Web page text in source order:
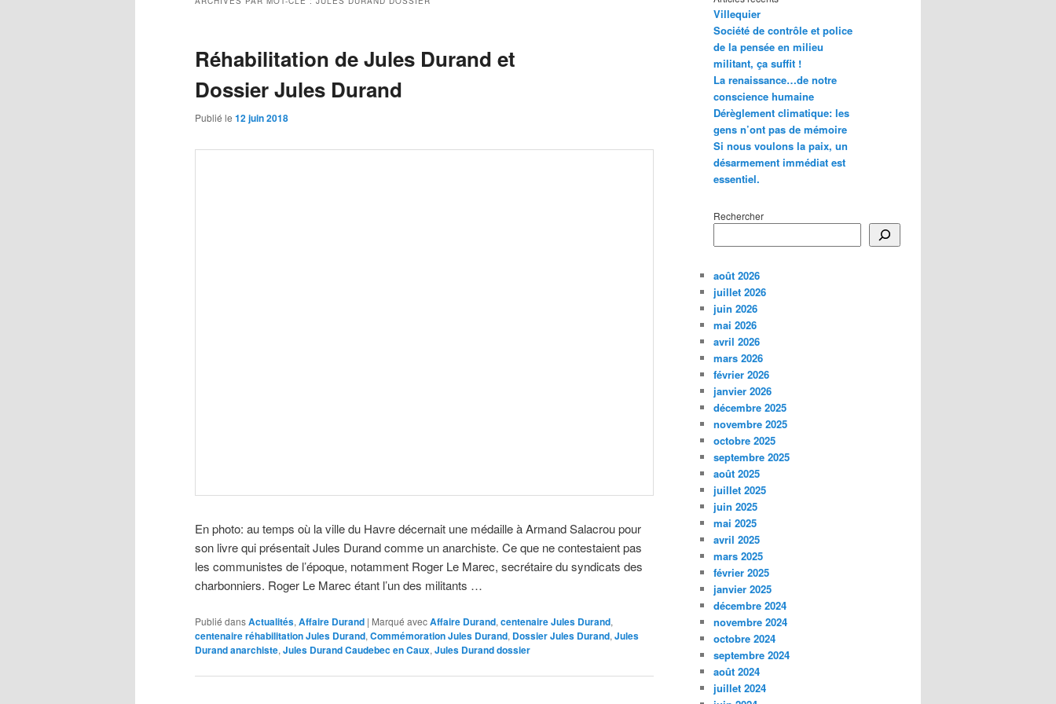
Réhabilitation de Jules Durand et
Dossier Jules Durand
Publié le 12 juin 2018
En photo: au temps où la ville du Havre décernait une médaille à Armand Salacrou pour
son livre qui présentait Jules Durand comme un anarchiste. Ce que ne contestaient pas
les communistes de l’époque, notamment Roger Le Marec, secrétaire du syndicats des
charbonniers. Roger Le Marec étant l’un des militants …
Publié dansActualités, Affaire Durand | Marqué avecAffaire Durand, centenaire Jules Durand,
centenaire réhabilitation Jules Durand, Commémoration Jules Durand, Dossier Jules Durand, Jules
Durand anarchiste, Jules Durand Caudebec en Caux, Jules Durand dossier
Villequier
Société de contrôle et police
de la pensée en milieu
militant, ça suffit !
La renaissance…de notre
conscience humaine
Dérèglement climatique: les
gens n’ont pas de mémoire
Si nous voulons la paix, un
désarmement immédiat est
essentiel.
Rechercher
août 2026
juillet 2026
juin 2026
mai 2026
avril 2026
mars 2026
février 2026
janvier 2026
décembre 2025
novembre 2025
octobre 2025
septembre 2025
août 2025
juillet 2025
juin 2025
mai 2025
avril 2025
mars 2025
février 2025
janvier 2025
décembre 2024
novembre 2024
octobre 2024
septembre 2024
août 2024
juillet 2024